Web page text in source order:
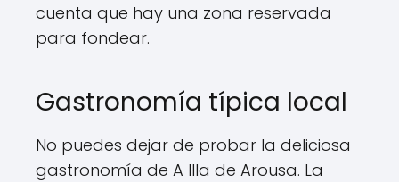
cuenta que hay una zona reservada
para fondear.
Gastronomía típica local
No puedes dejar de probar la deliciosa
gastronomía de A Illa de Arousa. La